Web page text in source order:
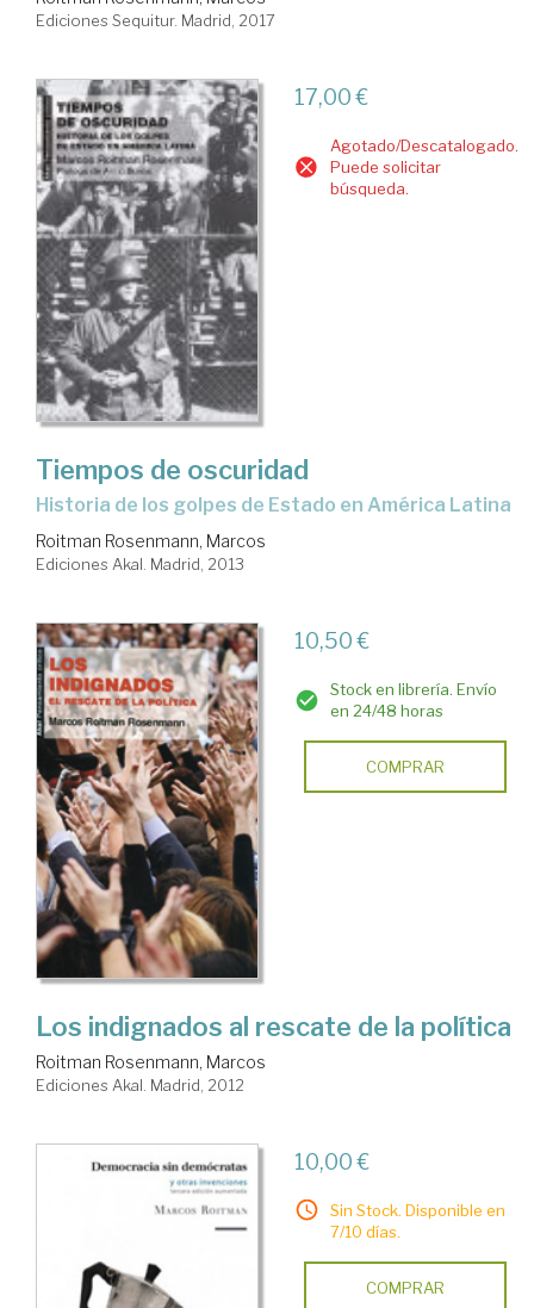
Ediciones Sequitur. Madrid, 2017
17,00 €
Agotado/Descatalogado.
Puede solicitar
búsqueda.
Tiempos de oscuridad
historia de los golpes de Estado en América Latina
Roitman Rosenmann, Marcos
Ediciones Akal. Madrid, 2013
10,50 €
Stock en librería. Envío
en 24/48 horas
COMPRAR
Los indignados al rescate de la política
Roitman Rosenmann, Marcos
Ediciones Akal. Madrid, 2012
10,00 €
Sin Stock. Disponible en
7/10 días.
COMPRAR